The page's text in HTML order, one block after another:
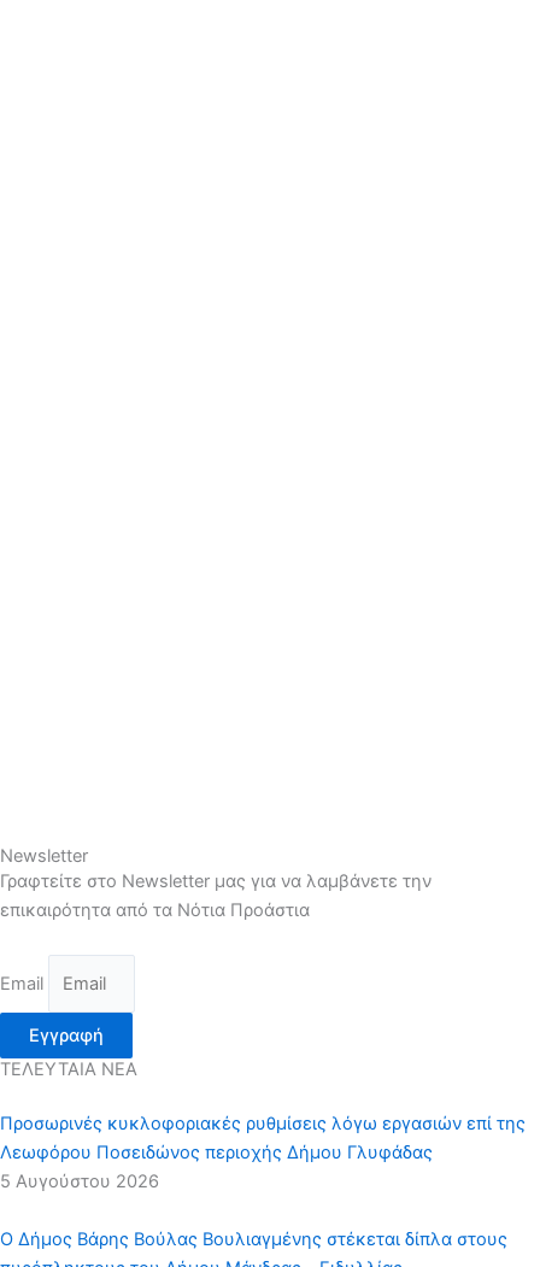
Newsletter
Γραφτείτε στο Newsletter μας για να λαμβάνετε την
επικαιρότητα από τα Νότια Προάστια
Email
Εγγραφή
ΤΕΛΕΥΤΑΙΑ ΝΕΑ
Προσωρινές κυκλοφοριακές ρυθμίσεις λόγω εργασιών επί της
Λεωφόρου Ποσειδώνος περιοχής Δήμου Γλυφάδας
5 Αυγούστου 2026
Ο Δήμος Βάρης Βούλας Βουλιαγμένης στέκεται δίπλα στους